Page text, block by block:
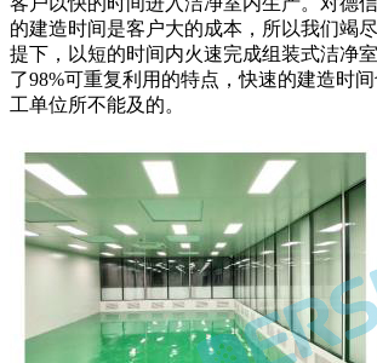
的建造时间是客户大的成本，所以我们竭
提下，以短的时间内火速完成组装式洁净
了98%可重复利用的特点，快速的建造时
工单位所不能及的。